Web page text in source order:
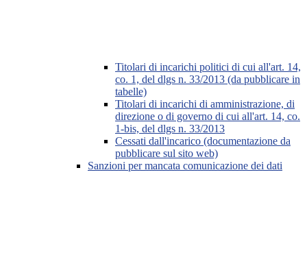
Titolari di incarichi politici di cui all'art. 14,
co. 1, del dlgs n. 33/2013 (da pubblicare in
tabelle)
Titolari di incarichi di amministrazione, di
direzione o di governo di cui all'art. 14, co.
1-bis, del dlgs n. 33/2013
Cessati dall'incarico (documentazione da
pubblicare sul sito web)
Sanzioni per mancata comunicazione dei dati